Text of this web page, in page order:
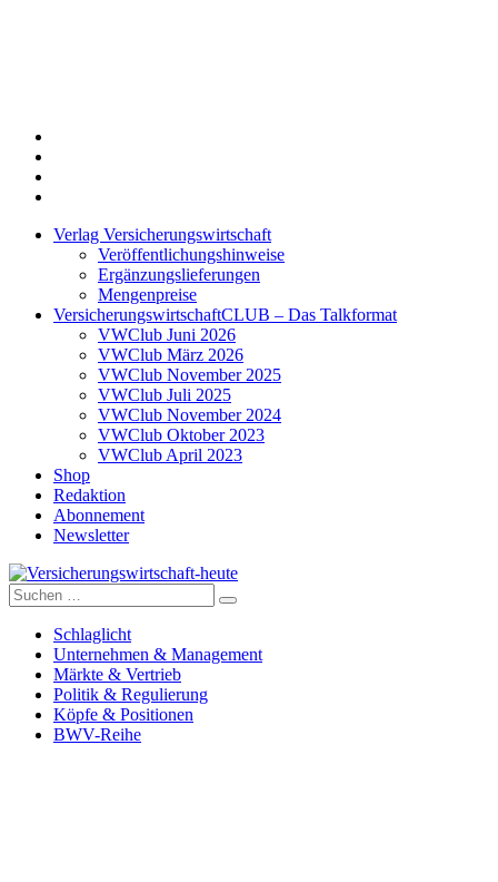
Verlag Versicherungswirtschaft
Veröffentlichungshinweise
Ergänzungslieferungen
Mengenpreise
VersicherungswirtschaftCLUB – Das Talkformat
VWClub Juni 2026
VWClub März 2026
VWClub November 2025
VWClub Juli 2025
VWClub November 2024
VWClub Oktober 2023
VWClub April 2023
Shop
Redaktion
Abonnement
Newsletter
Versicherungswirtschaft-heute
Suche
nach:
Schlaglicht
Unternehmen & Management
Märkte & Vertrieb
Politik & Regulierung
Köpfe & Positionen
BWV-Reihe